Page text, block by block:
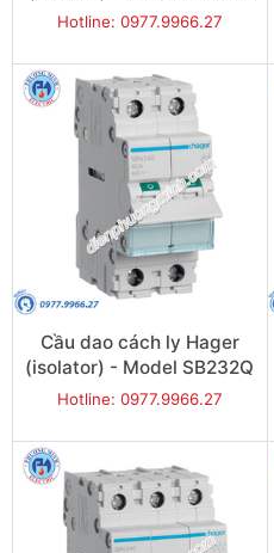
Hotline: 0977.9966.27
Cầu dao cách ly Hager
(isolator) - Model SB232Q
Hotline: 0977.9966.27